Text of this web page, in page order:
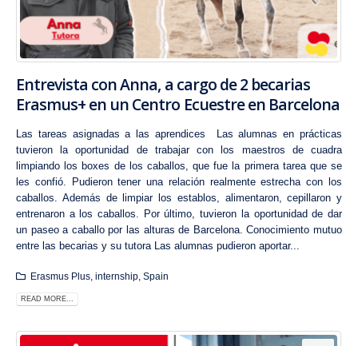
Entrevista con Anna, a cargo de 2 becarias
Erasmus+ en un Centro Ecuestre en Barcelona
Las tareas asignadas a las aprendices Las alumnas en prácticas
tuvieron la oportunidad de trabajar con los maestros de cuadra
limpiando los boxes de los caballos, que fue la primera tarea que se
les confió. Pudieron tener una relación realmente estrecha con los
caballos. Además de limpiar los establos, alimentaron, cepillaron y
entrenaron a los caballos. Por último, tuvieron la oportunidad de dar
un paseo a caballo por las alturas de Barcelona. Conocimiento mutuo
entre las becarias y su tutora Las alumnas pudieron aportar...
Erasmus Plus, internship, Spain
READ MORE...